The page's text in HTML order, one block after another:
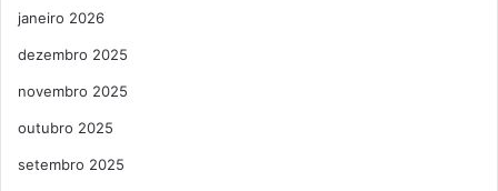
janeiro 2026
dezembro 2025
novembro 2025
outubro 2025
setembro 2025